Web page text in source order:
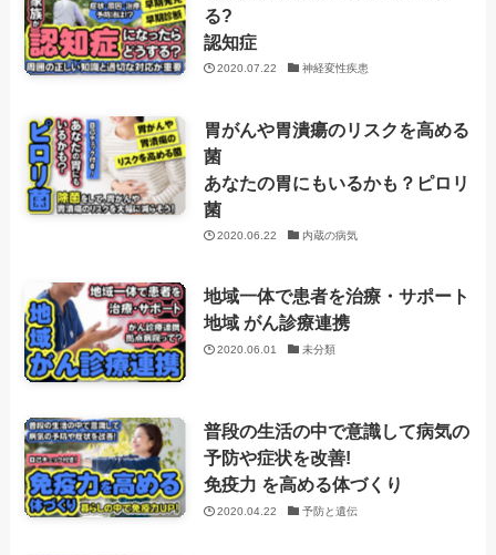
る?
認知症
2020.07.22 神経変性疾患
胃がんや胃潰瘍のリスクを高める
菌
あなたの胃にもいるかも？ピロリ
菌
2020.06.22 内蔵の病気
地域一体で患者を治療・サポート
地域 がん診療連携
2020.06.01 未分類
普段の生活の中で意識して病気の
予防や症状を改善!
免疫力 を高める体づくり
2020.04.22 予防と遺伝